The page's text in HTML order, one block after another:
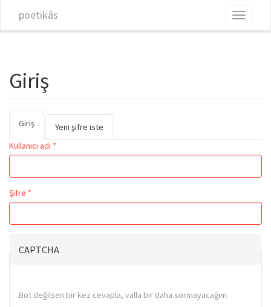
pöetikâs
Toggle
Giriş
Birincil sekmeler
Giriş
Yeni şifre iste
Kullanıcı adı *
Şifre *
CAPTCHA
Bot değilsen bir kez cevapla, valla bir daha sormayacağım.